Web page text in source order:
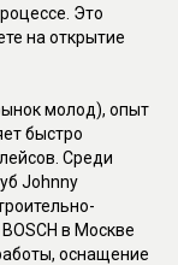
Это
на открытие
молод), опыт
быстро
Среди
Johnny
в Москве
оснащение